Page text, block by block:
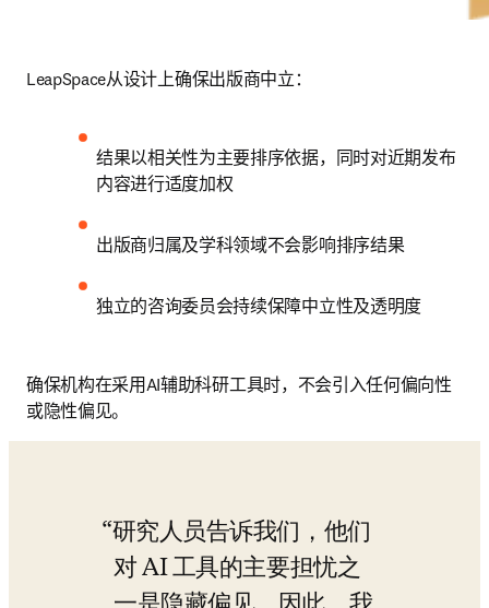
LeapSpace从设计上确保出版商中立：
结果以相关性为主要排序依据，同时对近期发布
内容进行适度加权
出版商归属及学科领域不会影响排序结果
独立的咨询委员会持续保障中立性及透明度
确保机构在采用AI辅助科研工具时，不会引入任何偏向性
或隐性偏见。
研究人员告诉我们，他们
对 AI 工具的主要担忧之